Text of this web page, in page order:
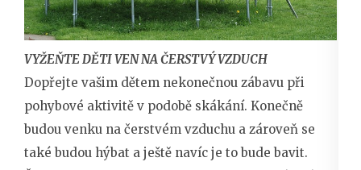
VYŽEŇTE DĚTI VEN NA ČERSTVÝ VZDUCH
Dopřejte vašim dětem nekonečnou zábavu při
pohybové aktivitě v podobě skákání. Konečně
budou venku na čerstvém vzduchu a zároveň se
také budou hýbat a ještě navíc je to bude bavit.